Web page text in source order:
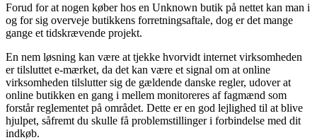
Forud for at nogen køber hos en Unknown butik på nettet kan man i
og for sig overveje butikkens forretningsaftale, dog er det mange
gange et tidskrævende projekt.
En nem løsning kan være at tjekke hvorvidt internet virksomheden
er tilsluttet e-mærket, da det kan være et signal om at online
virksomheden tilslutter sig de gældende danske regler, udover at
online butikken en gang i mellem monitoreres af fagmænd som
forstår reglementet på området. Dette er en god lejlighed til at blive
hjulpet, såfremt du skulle få problemstillinger i forbindelse med dit
indkøb.